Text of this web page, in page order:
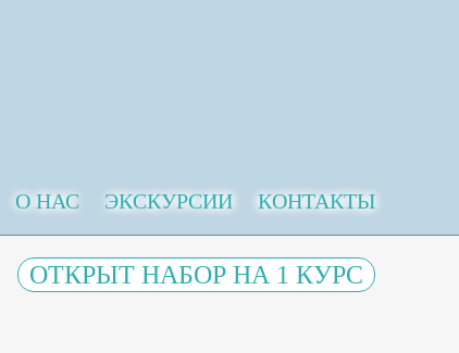
ОТКРЫТ НАБОР НА 1 КУРС
О НАС ЭКСКУРСИИ КОНТАКТЫ